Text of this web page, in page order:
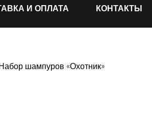
И ОПЛАТА КОНТАКТЫ
шампуров «Охотник»